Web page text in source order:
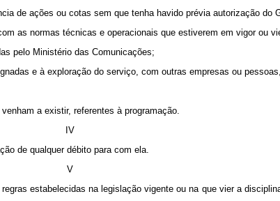
de ações ou cotas sem que tenha havido prévia autorização do
as normas técnicas e operacionais que estiverem em vigor ou
pelo Ministério das Comunicações;
e à exploração do serviço, com outras empresas ou
a existir, referentes à programação.
IV
de qualquer débito para com ela.
V
estabelecidas na legislação vigente ou na que vier a